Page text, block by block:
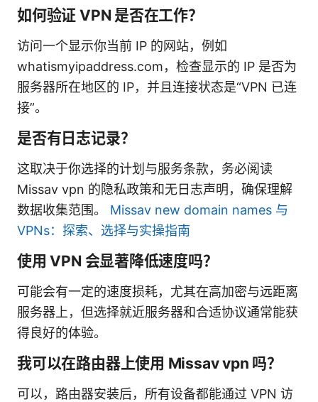
如何验证 VPN 是否在工作？
访问一个显示你当前 IP 的网站，例如
whatismyipaddress.com，检查显示的 IP 是否为
服务器所在地区的 IP，并且连接状态是“VPN 已连
接”。
是否有日志记录？
这取决于你选择的计划与服务条款，务必阅读
Missav vpn 的隐私政策和无日志声明，确保理解
数据收集范围。 Missav new domain names 与
VPNs：探索、选择与实操指南
使用 VPN 会显著降低速度吗？
可能会有一定的速度损耗，尤其在高加密与远距离
服务器上，但选择就近服务器和合适协议通常能获
得良好的体验。
我可以在路由器上使用 Missav vpn 吗？
可以，路由器安装后，所有设备都能通过 VPN 访